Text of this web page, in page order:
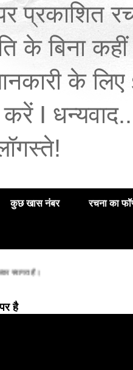
प्रकाशित
के बिना
के लिए
करें I
कुछ खास नंबर रचना का
है।
है